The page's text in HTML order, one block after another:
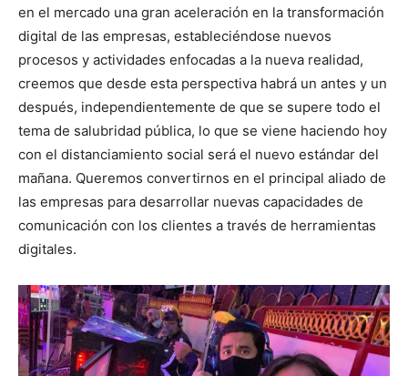
en el mercado una gran aceleración en la transformación
digital de las empresas, estableciéndose nuevos
procesos y actividades enfocadas a la nueva realidad,
creemos que desde esta perspectiva habrá un antes y un
después, independientemente de que se supere todo el
tema de salubridad pública, lo que se viene haciendo hoy
con el distanciamiento social será el nuevo estándar del
mañana. Queremos convertirnos en el principal aliado de
las empresas para desarrollar nuevas capacidades de
comunicación con los clientes a través de herramientas
digitales.